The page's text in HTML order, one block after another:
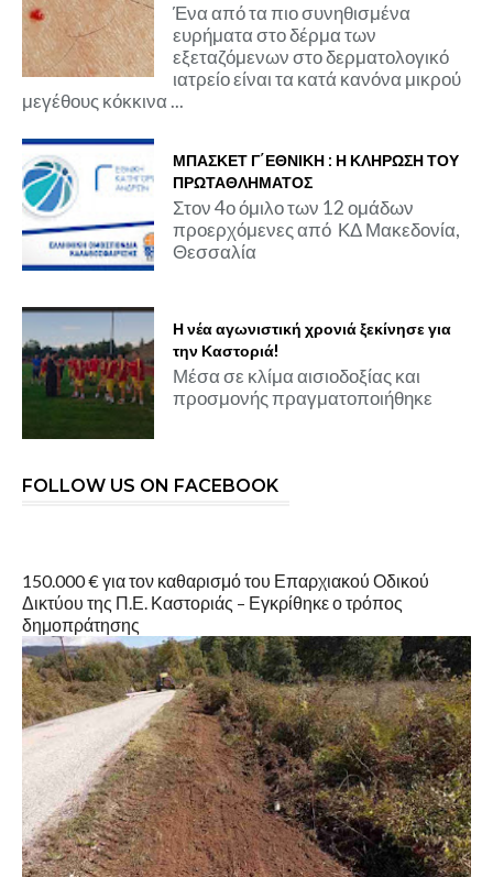
Ένα από τα πιο συνηθισμένα
ευρήματα στο δέρμα των
εξεταζόμενων στο δερματολογικό
ιατρείο είναι τα κατά κανόνα μικρού
μεγέθους κόκκινα ...
ΜΠΑΣΚΕΤ Γ΄ΕΘΝΙΚΗ : Η ΚΛΗΡΩΣΗ ΤΟΥ
ΠΡΩΤΑΘΛΗΜΑΤΟΣ
Στον 4ο όμιλο των 12 ομάδων
προερχόμενες από ΚΔ Μακεδονία,
Θεσσαλία
Η νέα αγωνιστική χρονιά ξεκίνησε για
την Καστοριά!
Μέσα σε κλίμα αισιοδοξίας και
προσμονής πραγματοποιήθηκε
FOLLOW US ON FACEBOOK
150.000 € για τον καθαρισμό του Επαρχιακού Οδικού
Δικτύου της Π.Ε. Καστοριάς – Εγκρίθηκε ο τρόπος
δημοπράτησης